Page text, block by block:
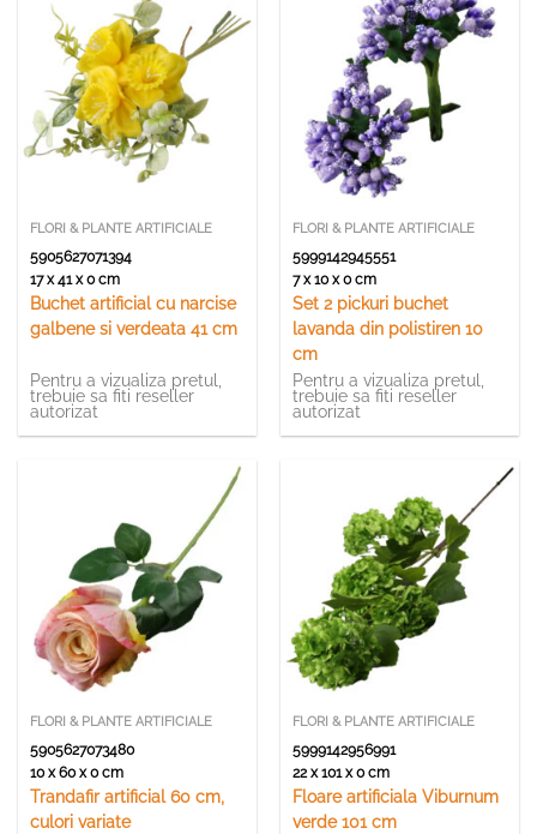
FLORI & PLANTE ARTIFICIALE
5905627071394
17 x 41 x 0 cm
Buchet artificial cu narcise
galbene si verdeata 41 cm
Pentru a vizualiza pretul,
trebuie sa fiti reseller
autorizat
FLORI & PLANTE ARTIFICIALE
5999142945551
7 x 10 x 0 cm
Set 2 pickuri buchet
lavanda din polistiren 10
cm
Pentru a vizualiza pretul,
trebuie sa fiti reseller
autorizat
FLORI & PLANTE ARTIFICIALE
5905627073480
10 x 60 x 0 cm
Trandafir artificial 60 cm,
culori variate
FLORI & PLANTE ARTIFICIALE
5999142956991
22 x 101 x 0 cm
Floare artificiala Viburnum
verde 101 cm